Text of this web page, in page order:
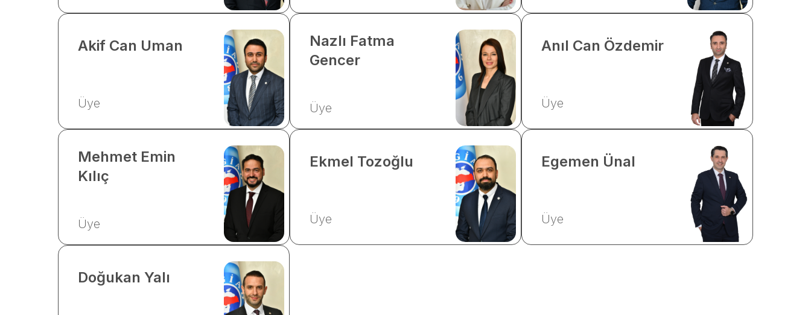
Akif Can Uman
Üye
Nazlı Fatma
Gencer
Üye
Anıl Can Özdemir
Üye
Mehmet Emin
Kılıç
Üye
Ekmel Tozoğlu
Üye
Egemen Ünal
Üye
Doğukan Yalı